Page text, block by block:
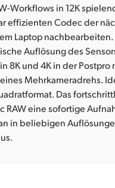
Workflows in 12K
effizienten Codec der
Laptop
Auflösung des
8K und 4K in der Postpro
Mehrkameradrehs.
Das
RAW eine sofortige
in beliebigen